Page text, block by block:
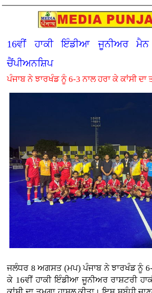
16ਵੀਂ ਹਾਕੀ ਇੰਡੀਆ ਜੂਨੀਅਰ ਮੈਨ
ਚੈਂਪੀਅਨਸ਼ਿਪ
ਪੰਜਾਬ ਨੇ ਝਾਰਖੰਡ ਨੂੰ 6-3 ਨਾਲ ਹਰਾ ਕੇ ਕਾਂਸੀ ਦਾ
ਜਲੰਧਰ 8 ਅਗਸਤ (ਮਪ) ਪੰਜਾਬ ਨੇ ਝਾਰਖੰਡ ਨੂੰ
ਕੇ 16ਵੀਂ ਹਾਕੀ ਇੰਡੀਆ ਜੂਨੀਅਰ ਰਾਸ਼ਟਰੀ